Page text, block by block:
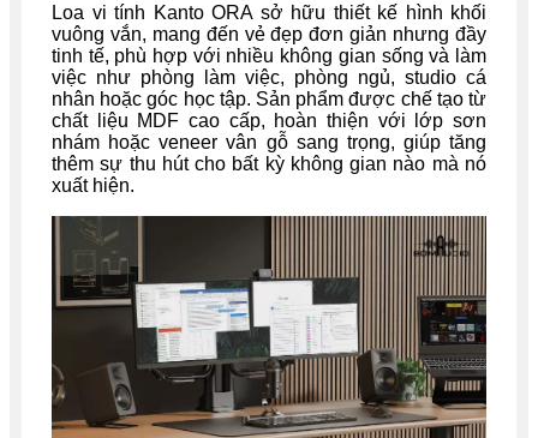
Loa vi tính Kanto ORA sở hữu thiết kế hình khối
vuông vắn, mang đến vẻ đẹp đơn giản nhưng đầy
tinh tế, phù hợp với nhiều không gian sống và làm
việc như phòng làm việc, phòng ngủ, studio cá
nhân hoặc góc học tập. Sản phẩm được chế tạo từ
chất liệu MDF cao cấp, hoàn thiện với lớp sơn
nhám hoặc veneer vân gỗ sang trọng, giúp tăng
thêm sự thu hút cho bất kỳ không gian nào mà nó
xuất hiện.